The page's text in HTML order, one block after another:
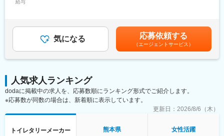
らびにeラーニングのプログラムがあるため、業界未経験の方でも
キャッチアップできる環境があります。
※初期研修期間中は会社で手配するビジネスホテルに宿泊していた
だきます。
変更の範囲：会社の定める業務
ど）
・各種学会への参加
入社後は会社、製品に関して知識を深めていただくため3か月の研
修を行っています。座学だけでなく、実際に担当する製品の操作
を頂くなど基礎的な知識を身につけてからの現場配属になりま
す。現場配属後も上長や先輩社員との営業動向や勉強会、年次や
をする環境が整っております。そのため業界未経験の方も安心し
給与
給与補足＞※上記年収は目安であり、ご経験やスキルを考慮し決定
いたします。賃金はあくまでも目安の金額であり、選考を通じて
上下する可能性があります。月給(月額)は固定手当を含めた表記で
す。
気になる 応募依頼する
（エージェントサービス）
人気求人ランキング
dodaに掲載中の求人を、応募数順にランキング形式でご紹介します。
※応募数が同数の場合は、新着順に表示しています。
更新日： 2026/8/6（木）
トイレタリーメーカー 熊本県 女性活躍